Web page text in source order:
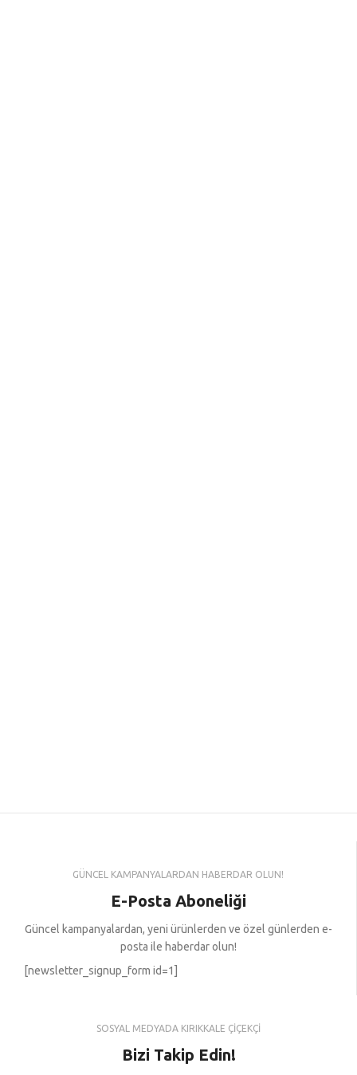
GÜNCEL KAMPANYALARDAN HABERDAR OLUN!
E-Posta Aboneliği
Güncel kampanyalardan, yeni ürünlerden ve özel günlerden e-
posta ile haberdar olun!
[newsletter_signup_form id=1]
SOSYAL MEDYADA KIRIKKALE ÇİÇEKÇİ
Bizi Takip Edin!